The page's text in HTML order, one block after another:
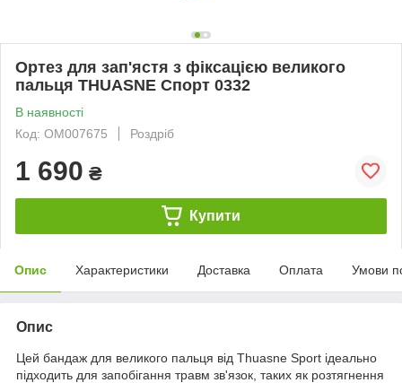
Ортез для зап'ястя з фіксацією великого
пальця THUASNE Спорт 0332
В наявності
Код: ОМ007675
Роздріб
1 690 ₴
Купити
Опис Характеристики Доставка Оплата Умови
Опис
Цей бандаж для великого пальця від Thuasne Sport ідеально
підходить для запобігання травм зв'язок, таких як розтягнення